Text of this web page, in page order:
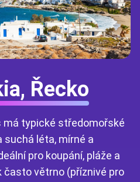
Řecko
má typické středomořské
suchá léta, mírné a
pro koupání, pláže a
často větrno (příznivé pro